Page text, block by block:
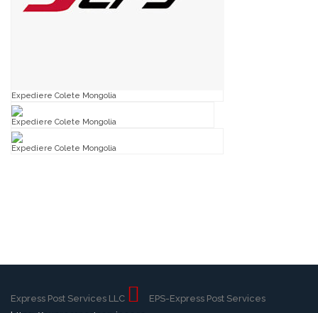
Expediere Colete Mongolia
Expediere Colete Mongolia
Expediere Colete Mongolia
Express Post Services LLC
EPS-Express Post Services